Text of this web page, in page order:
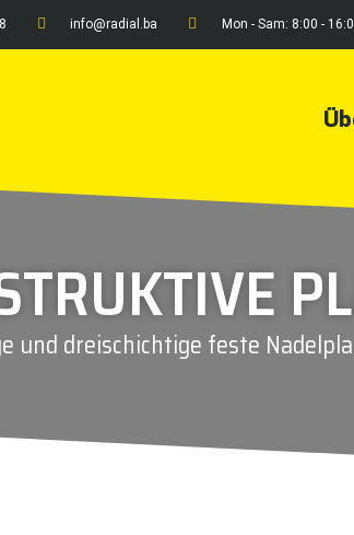
info@radial.ba Mon - Sam: 8:00 -
und dreischichtige feste